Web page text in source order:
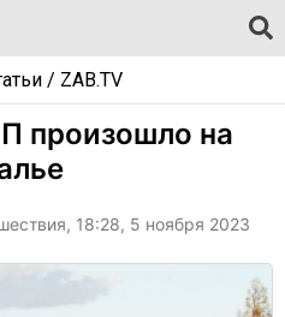
/ ZAB.TV
произошло на
18:28, 5 ноября 2023